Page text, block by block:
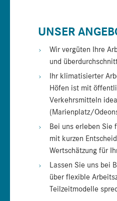
UNSER
Wir vergüten Ihre
und
Ihr klimatisierter
Höfen ist mit
Verkehrsmitteln
(Marienplatz/
Bei uns erleben Sie
mit kurzen
Wertschätzung für
Lassen Sie uns bei
über flexible
Teilzeitmodelle